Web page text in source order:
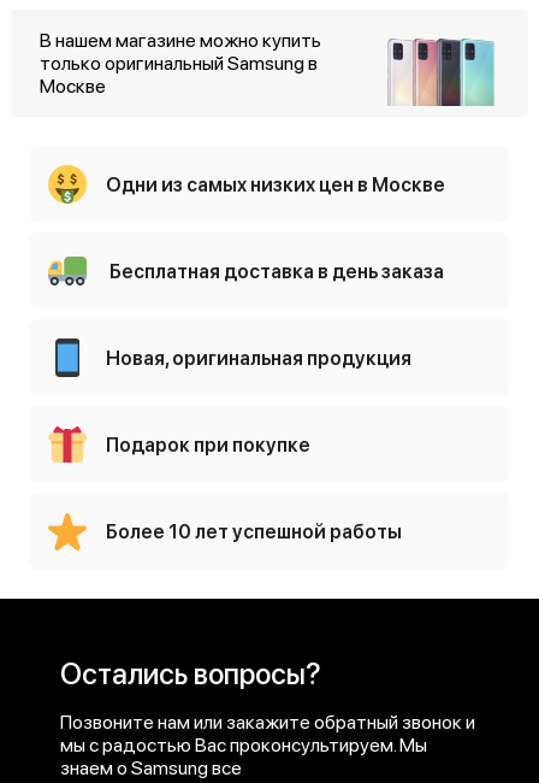
В нашем магазине можно купить
только оригинальный Samsung в
Москве
Одни из самых низких цен в Москве
Бесплатная доставка в день заказа
Новая, оригинальная продукция
Подарок при покупке
Более 10 лет успешной работы
Остались вопросы?
Позвоните нам или закажите обратный звонок и
мы с радостью Вас проконсультируем. Мы
знаем о Samsung все